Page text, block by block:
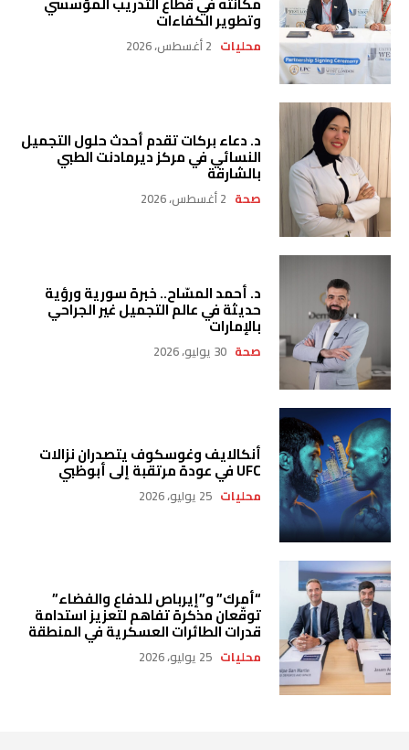
وتطوير الكفاءات
محليات 2 أغسطس، 2026
د. دعاء بركات تقدم أحدث حلول التجميل
النسائي في مركز ديرمادنت الطبي
بالشارقة
صحة 2 أغسطس، 2026
د. أحمد المسّاح.. خبرة سورية ورؤية
حديثة في عالم التجميل غير الجراحي
بالإمارات
صحة 30 يوليو، 2026
أنكالايف وغوسكوف يتصدران نزالات
UFC في عودة مرتقبة إلى أبوظبي
محليات 25 يوليو، 2026
“أمرك” و”إيرباص للدفاع والفضاء”
توقّعان مذكرة تفاهم لتعزيز استدامة
قدرات الطائرات العسكرية في المنطقة
محليات 25 يوليو، 2026